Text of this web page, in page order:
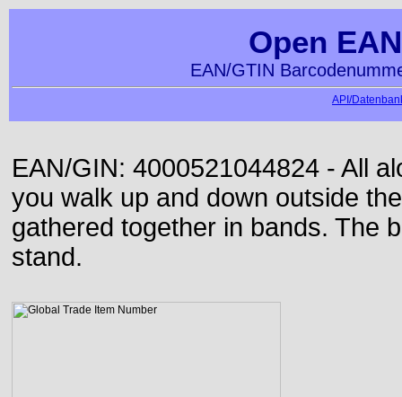
Open
EAN/GTIN
API/
EAN/GIN: 4000521044824 - All
you walk up and down outside
gathered together in bands. The
stand.